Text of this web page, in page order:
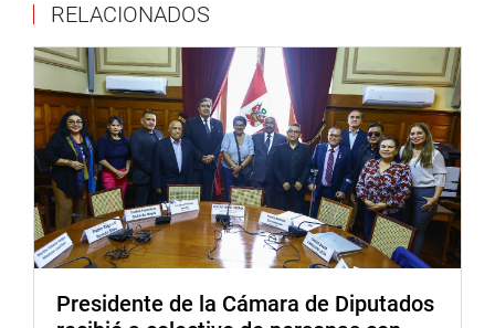
Durante la audiencia pública escuchó de cerca a los
alcaldes de Piura que exigieron al Ministerio de Economía
al fenómeno de El Niño global.
RELACIONADOS
Presidente de la Cámara de Diputados